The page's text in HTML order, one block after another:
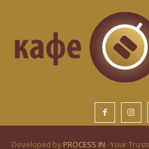
Developed by PROCESS IN · Your